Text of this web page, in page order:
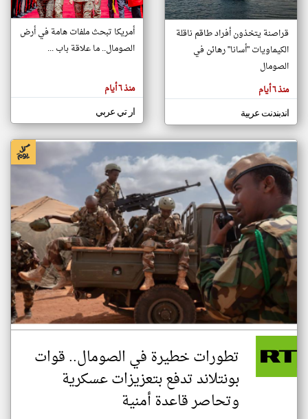
تغيير الدولة
اخبار الصومال على مدار الساعة
أهم اخبار الصومال العاجلة والمباشرة
المقالات
هنا عن
وجهة
كاتبيها.
قراصنة يتخذون أفراد طاقم ناقلة
الكيماويات "أسانا" رهائن في
الصومال
منذ ٦ أيام
اندبندنت عربية
أمريكا تبحث ملفات هامة في أرض
الصومال.. ما علاقة باب ...
منذ ٦ أيام
ار تي عربي
تطورات خطيرة في الصومال.. قوات
بونتلاند تدفع بتعزيزات عسكرية
وتحاصر قاعدة أمنية
klyoum.com